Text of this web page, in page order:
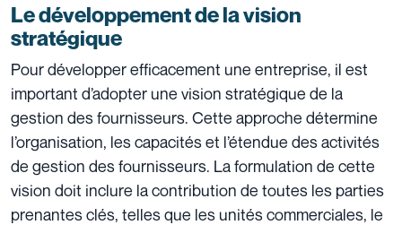
Le développement de la vision
stratégique
Pour développer efficacement une entreprise, il est
important d’adopter une vision stratégique de la
gestion des fournisseurs. Cette approche détermine
l’organisation, les capacités et l’étendue des activités
de gestion des fournisseurs. La formulation de cette
vision doit inclure la contribution de toutes les parties
prenantes clés, telles que les unités commerciales, le